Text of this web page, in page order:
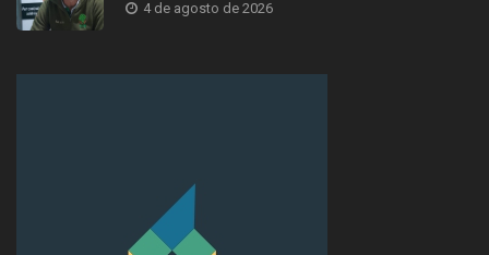
4 de agosto de 2026